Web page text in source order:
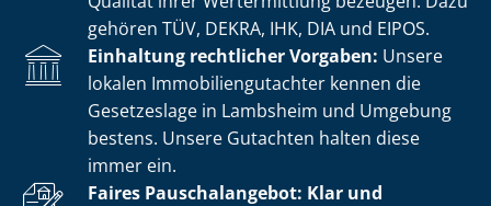
gehören TÜV, DEKRA, IHK, DIA und EIPOS.
Einhaltung rechtlicher Vorgaben: Unsere
lokalen Im­mo­bi­li­en­gut­ach­ter kennen die
Gesetzeslage in Lambsheim und Umgebung
bestens. Unsere Gutachten halten diese
immer ein.
Faires Pauschalangebot: Klar und